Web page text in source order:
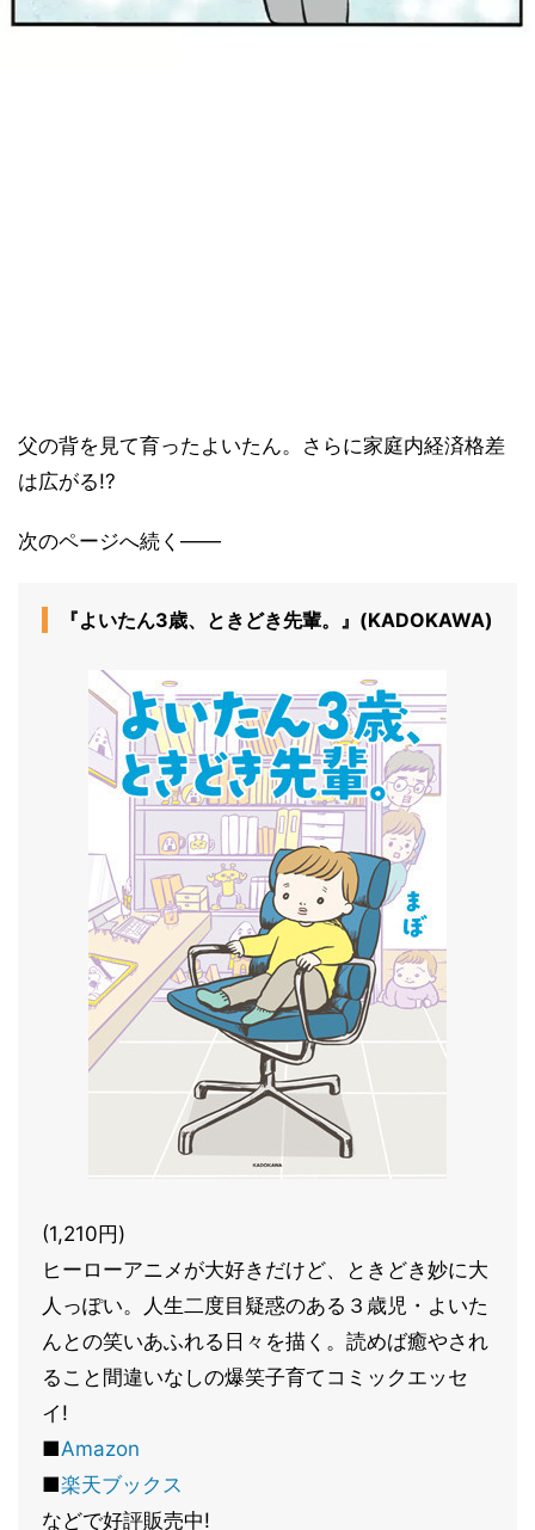
父の背を見て育ったよいたん。さらに家庭内経済格差
は広がる!?
次のページへ続く――
『よいたん3歳、ときどき先輩。』(KADOKAWA)
(1,210円)
ヒーローアニメが大好きだけど、ときどき妙に大
人っぽい。人生二度目疑惑のある３歳児・よいた
んとの笑いあふれる日々を描く。読めば癒やされ
ること間違いなしの爆笑子育てコミックエッセ
イ!
■Amazon
■楽天ブックス
などで好評販売中!